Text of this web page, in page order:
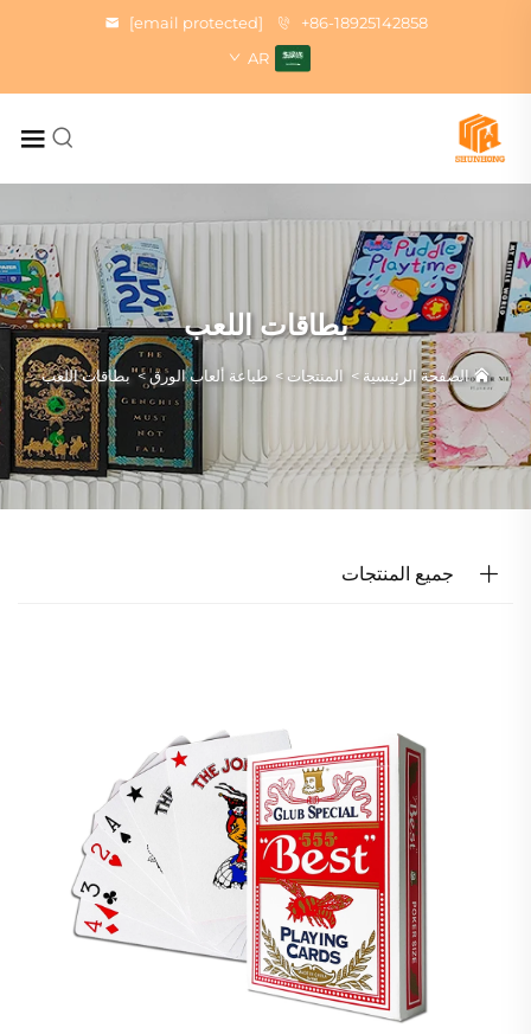
+86-18925142858
[email protected]
AR
بطاقات اللعب
الصفحة الرئيسية > المنتجات >طباعة ألعاب الورق>بطاقات اللعب
جميع المنتجات